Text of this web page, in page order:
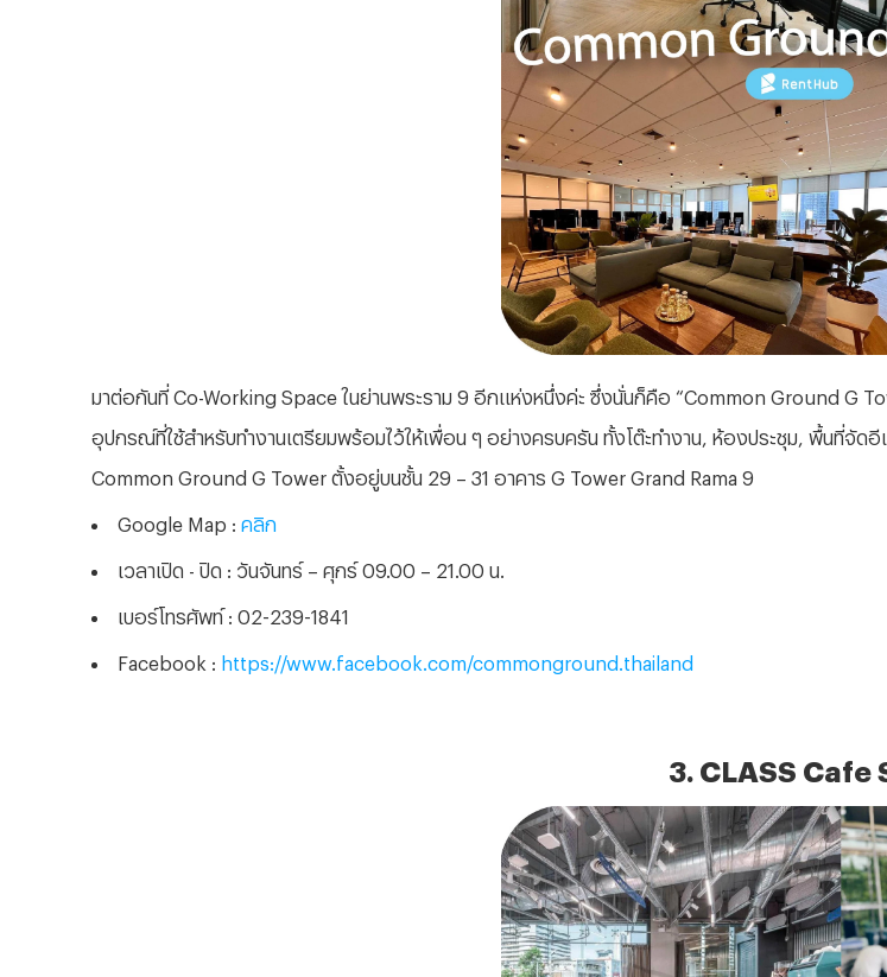
มาต่อกันที่ Co-Working Space ในย่านพระราม 9 อีกแห่งหนึ่งค่ะ ซึ่งนั่นก็คือ “Common Ground G
อุปกรณ์ที่ใช้สำหรับทำงานเตรียมพร้อมไว้ให้เพื่อน ๆ อย่างครบครัน ทั้งโต๊ะทำงาน, ห้องประชุม, พื้นที่จัด
Common Ground G Tower ตั้งอยู่บนชั้น 29 – 31 อาคาร G Tower Grand Rama 9
Google Map : คลิก
เวลาเปิด - ปิด : วันจันทร์ – ศุกร์ 09.00 – 21.00 น.
เบอร์โทรศัพท์ : 02-239-1841
Facebook : https://www.facebook.com/commonground.thailand
3. CLASS Cafe